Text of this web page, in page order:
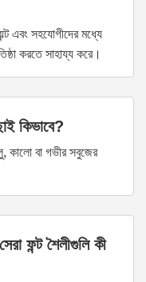
এবং সহযোগীদের মধ্যে
করতে সাহায্য করে।
কিভাবে?
কালো বা গভীর সবুজের
ফন্ট শৈলীগুলি কী